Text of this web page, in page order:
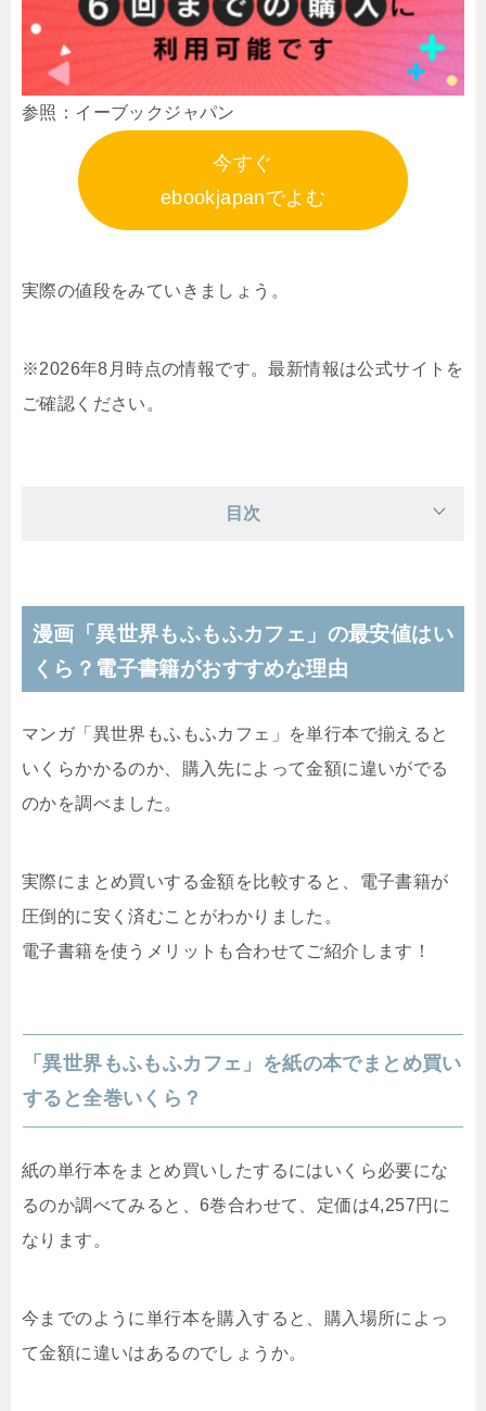
参照：イーブックジャパン
今すぐ
ebookjapanでよむ
実際の値段をみていきましょう。
※2026年8月時点の情報です。最新情報は公式サイトを
ご確認ください。
目次
漫画「異世界もふもふカフェ」の最安値はい
くら？電子書籍がおすすめな理由
マンガ「異世界もふもふカフェ」を単行本で揃えると
いくらかかるのか、購入先によって金額に違いがでる
のかを調べました。
実際にまとめ買いする金額を比較すると、電子書籍が
圧倒的に安く済むことがわかりました。
電子書籍を使うメリットも合わせてご紹介します！
「異世界もふもふカフェ」を紙の本でまとめ買い
すると全巻いくら？
紙の単行本をまとめ買いしたするにはいくら必要にな
るのか調べてみると、6巻合わせて、定価は4,257円に
なります。
今までのように単行本を購入すると、購入場所によっ
て金額に違いはあるのでしょうか。